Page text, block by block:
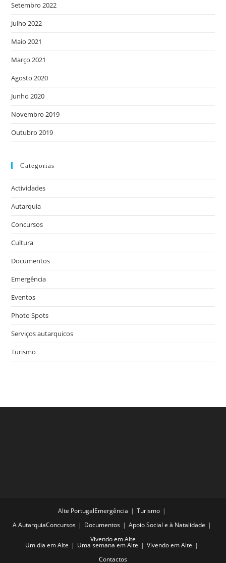
Setembro 2022
Julho 2022
Maio 2021
Março 2021
Agosto 2020
Junho 2020
Novembro 2019
Outubro 2019
Categorias
Actividades
Autarquia
Concursos
Cultura
Documentos
Emergência
Eventos
Photo Spots
Serviços autarquicos
Turismo
Alte PortugalEmergência
Turismo
A AutarquiaConcursos Documentos
Apoio Social e à Natalidade
Vivendo em Alte
Um dia em Alte Uma semana em Alte
Vivendo em Alte
Contactos